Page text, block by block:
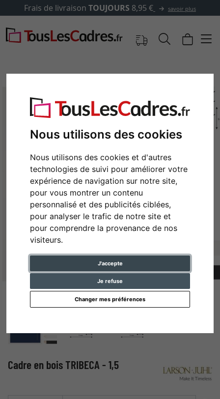
Nous utilisons des cookies
Nous utilisons des cookies et d'autres
technologies de suivi pour améliorer votre
expérience de navigation sur notre site,
pour vous montrer un contenu
personnalisé et des publicités ciblées,
pour analyser le trafic de notre site et
pour comprendre la provenance de nos
visiteurs.
J'accepte
Je refuse
Changer mes préférences
de livraison TOUJOURS8,95 € savoir plus
Retour
Cadre en bois TRIBECA - 1,5